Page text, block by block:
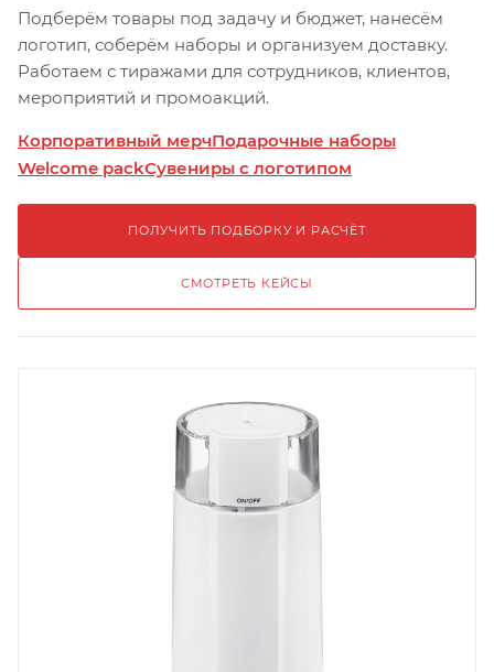
Подберём товары под задачу и бюджет, нанесём
логотип, соберём наборы и организуем доставку.
Работаем с тиражами для сотрудников, клиентов,
мероприятий и промоакций.
Корпоративный мерчПодарочные наборы
Welcome packСувениры с логотипом
ПОЛУЧИТЬ ПОДБОРКУ И РАСЧЁТ
СМОТРЕТЬ КЕЙСЫ